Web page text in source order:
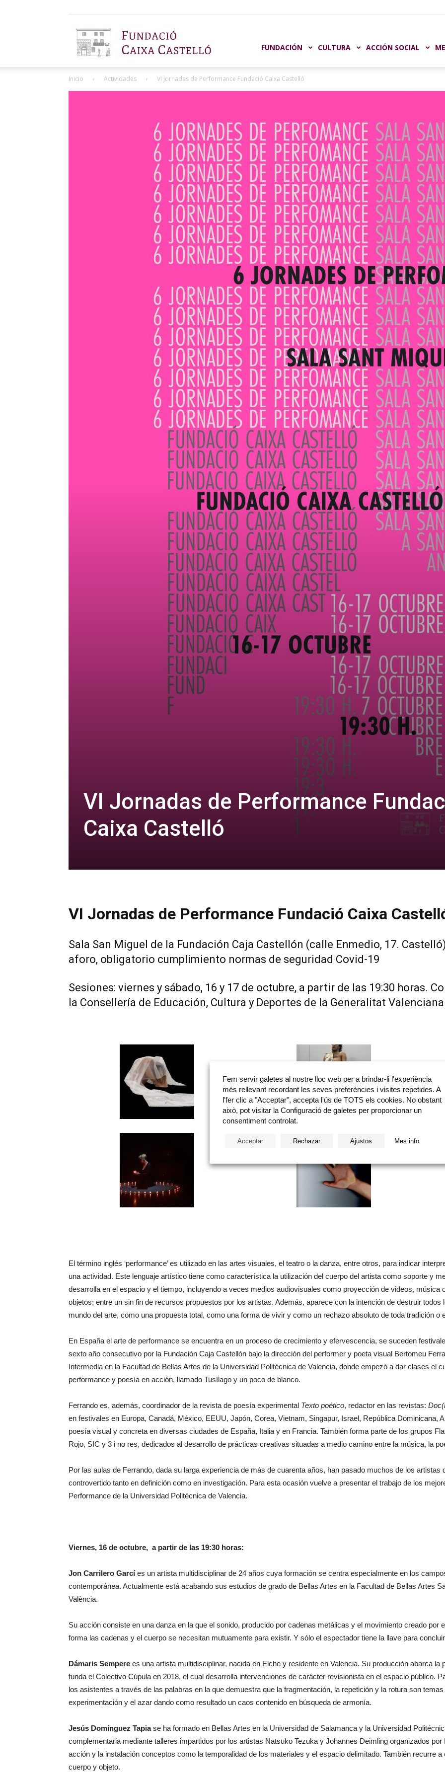
Caja
Castellón
FUNDACIÓN CULTURA ACCIÓN SOCIAL
Inicio Actividades VI Jornadas de Performance Fundació Caixa Castelló
VI Jornadas de Performance
Caixa Castelló
VI Jornadas de Performance Fundació Caixa
Sala San Miguel de la Fundación Caja Castellón (calle Enmedio, 17.
aforo, obligatorio cumplimiento normas de seguridad Covid-19
Sesiones: viernes y sábado, 16 y 17 de octubre, a partir de las 19:30 horas.
la Consellería de Educación, Cultura y Deportes de la Generalitat Valenciana
El término inglés ‘performance’ es utilizado en las artes visuales, el teatro o la danza, entre otros, para indicar
una actividad. Este lenguaje artístico tiene como característica la utilización del cuerpo del artista como soporte y
desarrolla en el espacio y el tiempo, incluyendo a veces medios audiovisuales como proyección de videos, música
objetos; entre un sin fin de recursos propuestos por los artistas. Además, aparece con la intención de destruir
mundo del arte, como una propuesta total, como una forma de vivir y como un rechazo absoluto de toda tradición o
En España el arte de performance se encuentra en un proceso de crecimiento y efervescencia, se suceden
sexto año consecutivo por la Fundación Caja Castellón bajo la dirección del performer y poeta visual Bertomeu
Intermedia en la Facultad de Bellas Artes de la Universidad Politécnica de Valencia, donde empezó a dar clases el
performance y poesía en acción, llamado Tusílago y un poco de blanco.
Ferrando es, además, coordinador de la revista de poesía experimental Texto poético, redactor en las revistas:
en festivales en Europa, Canadá, México, EEUU, Japón, Corea, Vietnam, Singapur, Israel, República Dominicana,
poesía visual y concreta en diversas ciudades de España, Italia y en Francia. También forma parte de los grupos
Rojo, SIC y 3 i no res, dedicados al desarrollo de prácticas creativas situadas a medio camino entre la música, la
Por las aulas de Ferrando, dada su larga experiencia de más de cuarenta años, han pasado muchos de los artistas
controvertido tanto en definición como en investigación. Para esta ocasión vuelve a presentar el trabajo de los
Performance de la Universidad Politécnica de Valencia.
Viernes, 16 de octubre, a partir de las 19:30 horas:
Jon Carrilero Garcíes un artista multidisciplinar de 24 años cuya formación se centra especialmente en los
contemporánea. Actualmente está acabando sus estudios de grado de Bellas Artes en la Facultad de Bellas Artes
València.
Su acción consiste en una danza en la que el sonido, producido por cadenas metálicas y el movimiento creado por
forma las cadenas y el cuerpo se necesitan mutuamente para existir. Y sólo el espectador tiene la llave para
Dámaris Sempere es una artista multidisciplinar, nacida en Elche y residente en Valencia. Su producción abarca
funda el Colectivo Cúpula en 2018, el cual desarrolla intervenciones de carácter revisionista en el espacio público.
los asistentes a través de las palabras en la que demuestra que la fragmentación, la repetición y la rotura son
experimentación y el azar dando como resultado un caos contenido en búsqueda de armonía.
Jesús Domínguez Tapiase ha formado en Bellas Artes en la Universidad de Salamanca y la Universidad
complementaria mediante talleres impartidos por los artistas Natsuko Tezuka y Johannes Deimling organizados
acción y la instalación conceptos como la temporalidad de los materiales y el espacio delimitado. También recurre
cuerpo y objeto.
Fem servir galetes al nostre lloc web per a brindar-li l'experiència
més rellevant recordant les seves preferències i visites repetides. A
l'fer clic a "Acceptar", accepta l'ús de TOTS els cookies. No obstant
això, pot visitar la Configuració de galetes per proporcionar un
consentiment controlat.
Acceptar Rechazar Ajustos Mes info